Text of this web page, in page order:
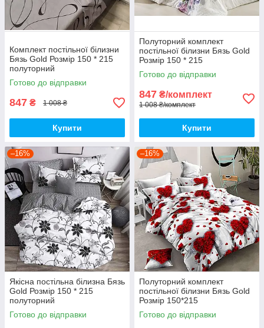
Комплект постільної білизни
Бязь Gold Розмір 150 * 215
полуторний
Готово до відправки
847 ₴ 1 008 ₴
Купити
Полуторний комплект
постільної білизни Бязь Gold
Розмір 150 * 215
Готово до відправки
847 ₴/комплект
1 008 ₴/комплект
Купити
–16%
Якісна постільна білизна Бязь
Gold Розмір 150 * 215
полуторний
Готово до відправки
–16%
Полуторний комплект
постільної білизни Бязь Gold
Розмір 150*215
Готово до відправки